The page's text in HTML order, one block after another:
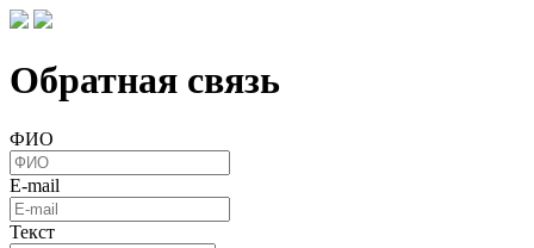
Обратная связь
ФИО
E-mail
Текст